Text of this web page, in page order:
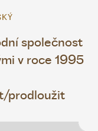
společnost
v roce 1995
prodloužit